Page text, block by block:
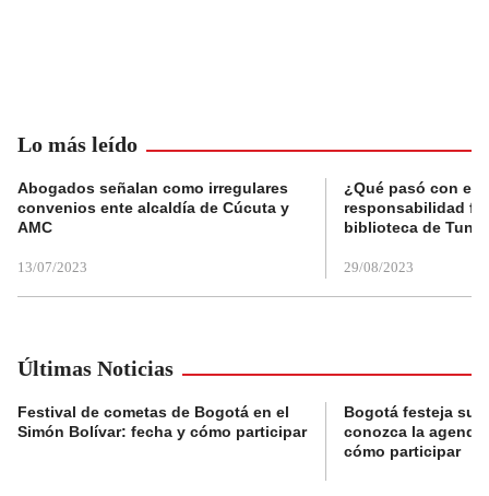
Lo más leído
Abogados señalan como irregulares
convenios ente alcaldía de Cúcuta y
AMC
13/07/2023
¿Qué pasó con el
responsabilidad
biblioteca de
29/08/2023
Últimas Noticias
Festival de cometas de Bogotá en el
Simón Bolívar: fecha y cómo participar
Bogotá festeja su
conozca la
cómo participar